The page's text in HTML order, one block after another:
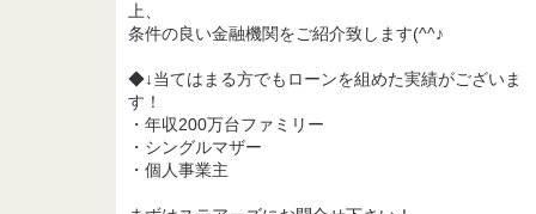
上、
条件の良い金融機関をご紹介致します(^^♪
◆↓当てはまる方でもローンを組めた実績がございま
す！
・年収200万台ファミリー
・シングルマザー
・個人事業主